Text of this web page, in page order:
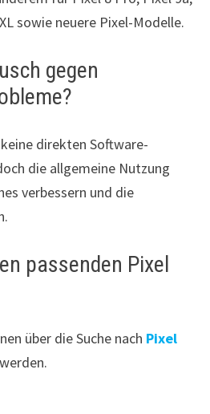
sowie neuere Pixel-Modelle.
gegen
direkten Software-
die allgemeine Nutzung
verbessern und die
passenden Pixel
über die Suche nach Pixel